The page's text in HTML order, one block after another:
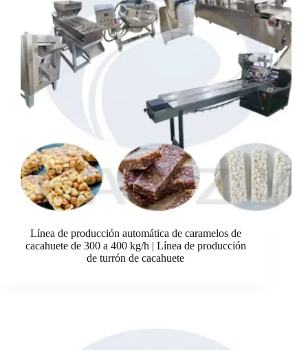
Línea de producción automática de caramelos de
cacahuete de 300 a 400 kg/h | Línea de producción
de turrón de cacahuete